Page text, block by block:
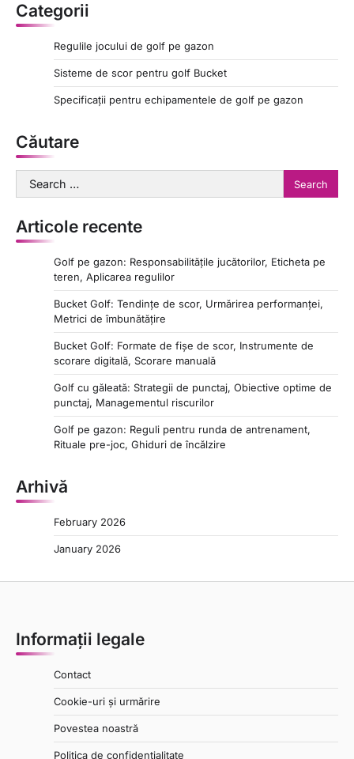
Categorii
Regulile jocului de golf pe gazon
Sisteme de scor pentru golf Bucket
Specificații pentru echipamentele de golf pe gazon
Căutare
Search
for:
Articole recente
Golf pe gazon: Responsabilitățile jucătorilor, Eticheta pe
teren, Aplicarea regulilor
Bucket Golf: Tendințe de scor, Urmărirea performanței,
Metrici de îmbunătățire
Bucket Golf: Formate de fișe de scor, Instrumente de
scorare digitală, Scorare manuală
Golf cu găleată: Strategii de punctaj, Obiective optime de
punctaj, Managementul riscurilor
Golf pe gazon: Reguli pentru runda de antrenament,
Rituale pre-joc, Ghiduri de încălzire
Arhivă
February 2026
January 2026
Informații legale
Contact
Cookie-uri și urmărire
Povestea noastră
Politica de confidențialitate